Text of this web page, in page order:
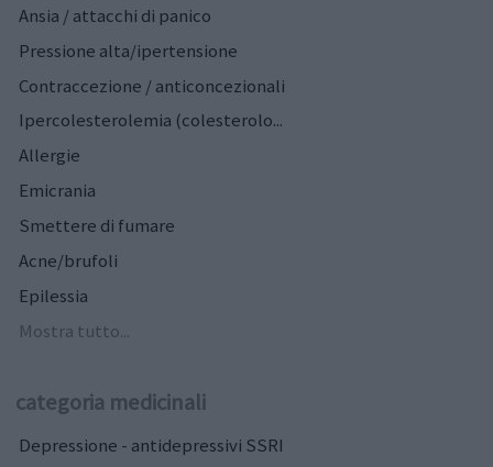
Ansia / attacchi di panico
Pressione alta/ipertensione
Contraccezione / anticoncezionali
Ipercolesterolemia (colesterolo...
Allergie
Emicrania
Smettere di fumare
Acne/brufoli
Epilessia
Mostra tutto...
categoria medicinali
Depressione - antidepressivi SSRI